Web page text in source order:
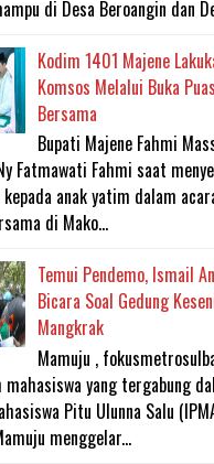
di Desa Beroangin dan
Kodim 1401 Majene
Komsos Melalui Buka
Bersama
Bupati Majene Fahmi
Fatmawati Fahmi saat
anak yatim dalam
di Mako...
Temui Pendemo, Ismail
Bicara Soal Gedung
Mangkrak
Mamuju ,
mahasiswa yang tergabung
Pitu Ulunna Salu
menggelar...